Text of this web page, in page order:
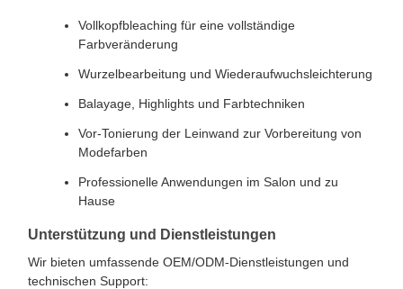
Vollkopfbleaching für eine vollständige
Farbveränderung
Wurzelbearbeitung und Wiederaufwuchsleichterung
Balayage, Highlights und Farbtechniken
Vor-Tonierung der Leinwand zur Vorbereitung von
Modefarben
Professionelle Anwendungen im Salon und zu
Hause
Unterstützung und Dienstleistungen
Wir bieten umfassende OEM/ODM-Dienstleistungen und
technischen Support: